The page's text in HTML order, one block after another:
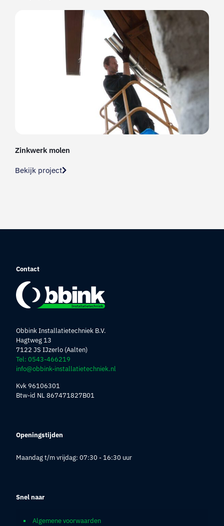
Zinkwerk molen
Bekijk project
Contact
Obbink Installatietechniek B.V.
Hagtweg 13
7122 JS IJzerlo (Aalten)
Tel: 0543-466219
info@obbink-installatietechniek.nl
Kvk 96106301
Btw-id NL 867471827B01
Openingstijden
Maandag t/m vrijdag: 07:30 - 16:30 uur
Snel naar
Algemene voorwaarden